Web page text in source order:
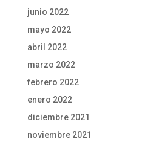
junio 2022
mayo 2022
abril 2022
marzo 2022
febrero 2022
enero 2022
diciembre 2021
noviembre 2021